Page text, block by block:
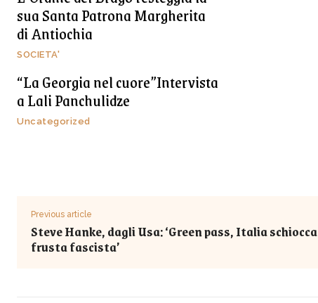
sua Santa Patrona Margherita
di Antiochia
SOCIETA'
“La Georgia nel cuore”Intervista
a Lali Panchulidze
Uncategorized
Previous article
Steve Hanke, dagli Usa: ‘Green pass, Italia schiocca
frusta fascista’